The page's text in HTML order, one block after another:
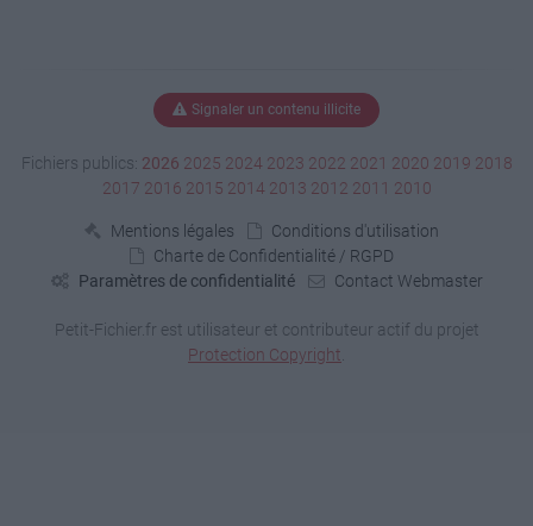
Signaler un contenu illicite
Fichiers publics: 2026 2025 2024 2023 2022 2021 2020 2019 2018
2017 2016 2015 2014 2013 2012 2011 2010
Mentions légales
Conditions d'utilisation
Charte de Confidentialité / RGPD
Paramètres de confidentialité
Contact Webmaster
Petit-Fichier.fr est utilisateur et contributeur actif du projet
Protection Copyright.